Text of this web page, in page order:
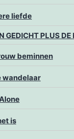
liefde
GEDICHT PLUS DE
beminnen
wandelaar
is